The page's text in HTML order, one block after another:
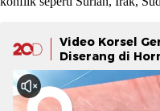
Video Korsel
Diserang di